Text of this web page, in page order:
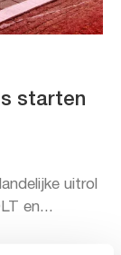
starten
uitrol
en...